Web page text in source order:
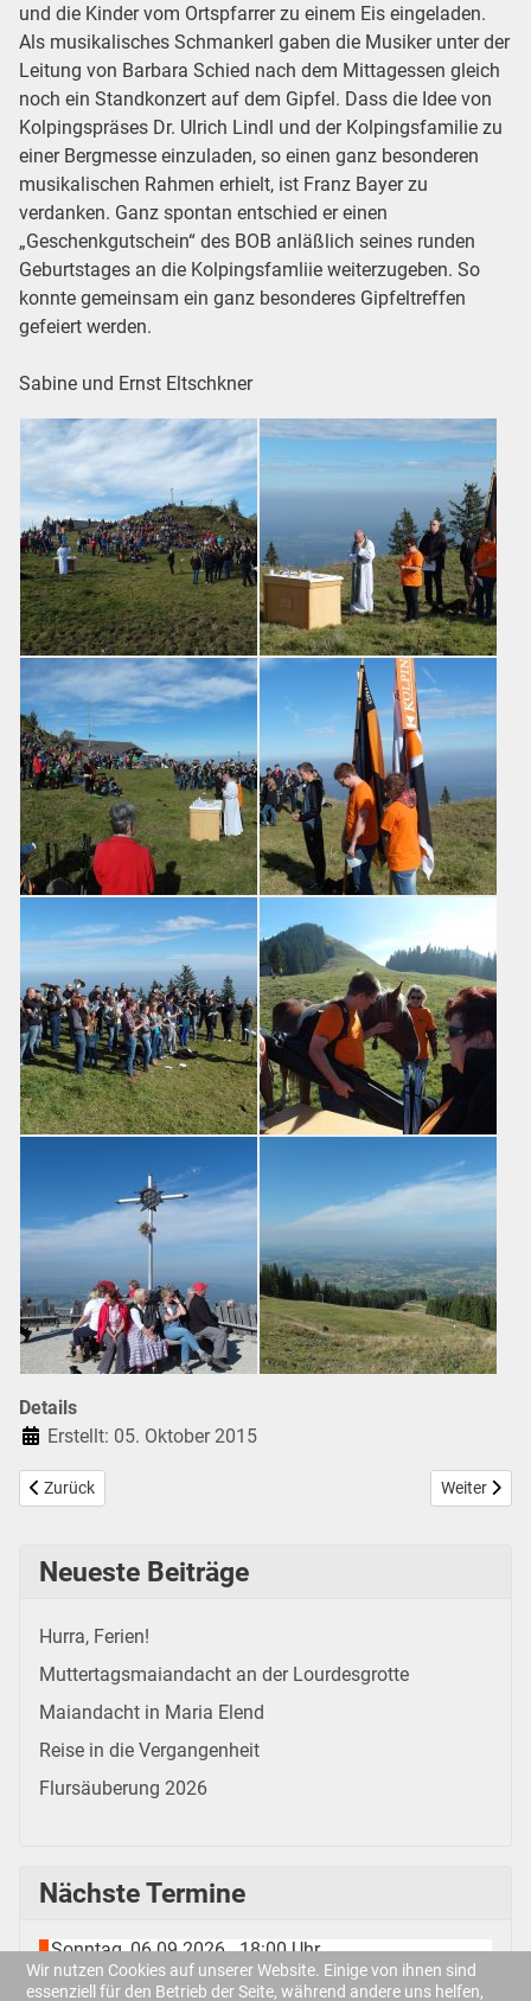
Neueste Beiträge
Hurra, Ferien!
Muttertagsmaiandacht an der Lourdesgrotte
Maiandacht in Maria Elend
Reise in die Vergangenheit
Flursäuberung 2026
Nächste Termine
Sonntag, 06.09.2026-18:00 Uhr
Männerstammtisch
und die Kinder vom Ortspfarrer zu einem Eis eingeladen.
Als musikalisches Schmankerl gaben die Musiker unter der
Leitung von Barbara Schied nach dem Mittagessen gleich
noch ein Standkonzert auf dem Gipfel. Dass die Idee von
Kolpingspräses Dr. Ulrich Lindl und der Kolpingsfamilie zu
einer Bergmesse einzuladen, so einen ganz besonderen
musikalischen Rahmen erhielt, ist Franz Bayer zu
verdanken. Ganz spontan entschied er einen
„Geschenkgutschein“ des BOB anläßlich seines runden
Geburtstages an die Kolpingsfamliie weiterzugeben. So
konnte gemeinsam ein ganz besonderes Gipfeltreffen
gefeiert werden.
Sabine und Ernst Eltschkner
Details
Erstellt: 05. Oktober 2015
Vorheriger Beitrag: 125 Jahre KF Göggingen
Zurück Nächster
Weiter
Wir nutzen Cookies auf unserer Website. Einige von ihnen sind
essenziell für den Betrieb der Seite, während andere uns helfen,